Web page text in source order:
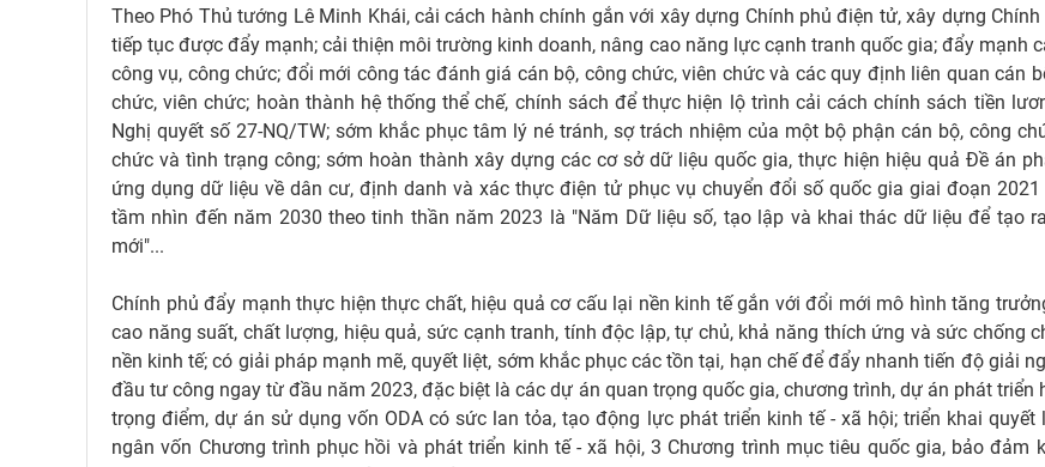
Theo Phó Thủ tướng Lê Minh Khái, cải cách hành chính gắn với xây dựng Chính phủ điện tử, xây dựng
tiếp tục được đẩy mạnh; cải thiện môi trường kinh doanh, nâng cao năng lực cạnh tranh quốc gia; đẩy mạnh
công vụ, công chức; đổi mới công tác đánh giá cán bộ, công chức, viên chức và các quy định liên quan cán
chức, viên chức; hoàn thành hệ thống thể chế, chính sách để thực hiện lộ trình cải cách chính sách tiền
Nghị quyết số 27-NQ/TW; sớm khắc phục tâm lý né tránh, sợ trách nhiệm của một bộ phận cán bộ, công
chức và tình trạng công; sớm hoàn thành xây dựng các cơ sở dữ liệu quốc gia, thực hiện hiệu quả Đề án
ứng dụng dữ liệu về dân cư, định danh và xác thực điện tử phục vụ chuyển đổi số quốc gia giai đoạn 2021
tầm nhìn đến năm 2030 theo tinh thần năm 2023 là "Năm Dữ liệu số, tạo lập và khai thác dữ liệu để tạo
mới"...
Chính phủ đẩy mạnh thực hiện thực chất, hiệu quả cơ cấu lại nền kinh tế gắn với đổi mới mô hình tăng
cao năng suất, chất lượng, hiệu quả, sức cạnh tranh, tính độc lập, tự chủ, khả năng thích ứng và sức chống
nền kinh tế; có giải pháp mạnh mẽ, quyết liệt, sớm khắc phục các tồn tại, hạn chế để đẩy nhanh tiến độ giải
đầu tư công ngay từ đầu năm 2023, đặc biệt là các dự án quan trọng quốc gia, chương trình, dự án phát triển
trọng điểm, dự án sử dụng vốn ODA có sức lan tỏa, tạo động lực phát triển kinh tế - xã hội; triển khai quyết
ngân vốn Chương trình phục hồi và phát triển kinh tế - xã hội, 3 Chương trình mục tiêu quốc gia, bảo đảm